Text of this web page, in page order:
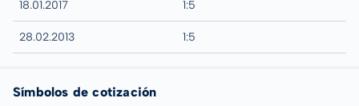
18.01.2017 1:5
28.02.2013 1:5
Símbolos de cotización